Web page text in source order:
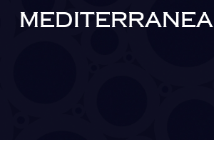
MEDITERRANEA